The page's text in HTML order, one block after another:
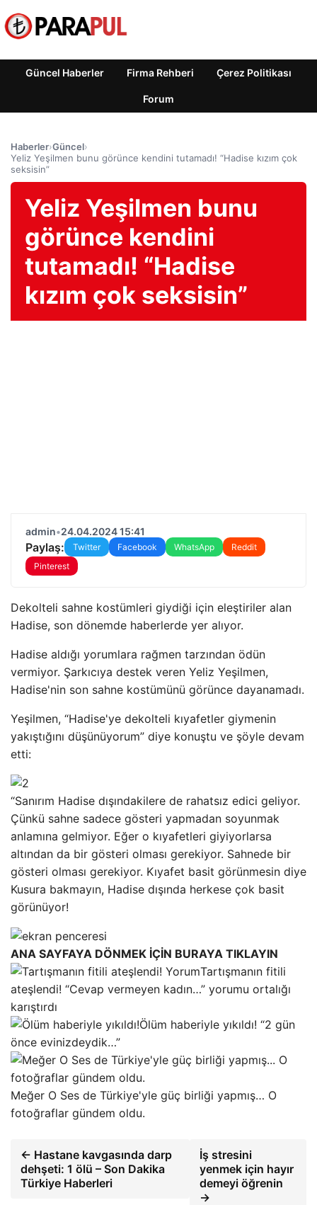
Güncel Haberler Firma Rehberi Çerez Politikası
Forum
Haberler›Güncel›
Yeliz Yeşilmen bunu görünce kendini tutamadı! “Hadise kızım çok
seksisin”
Yeliz Yeşilmen bunu
görünce kendini
tutamadı! “Hadise
kızım çok seksisin”
admin•24.04.2024 15:41
Paylaş: Twitter Facebook WhatsApp
Reddit
Pinterest
Dekolteli sahne kostümleri giydiği için eleştiriler alan
Hadise, son dönemde haberlerde yer alıyor.
Hadise aldığı yorumlara rağmen tarzından ödün
vermiyor. Şarkıcıya destek veren Yeliz Yeşilmen,
Hadise'nin son sahne kostümünü görünce dayanamadı.
Yeşilmen, “Hadise'ye dekolteli kıyafetler giymenin
yakıştığını düşünüyorum” diye konuştu ve şöyle devam
etti:
“Sanırım Hadise dışındakilere de rahatsız edici geliyor.
Çünkü sahne sadece gösteri yapmadan soyunmak
anlamına gelmiyor. Eğer o kıyafetleri giyiyorlarsa
altından da bir gösteri olması gerekiyor. Sahnede bir
gösteri olması gerekiyor. Kıyafet basit görünmesin diye
Kusura bakmayın, Hadise dışında herkese çok basit
görünüyor!
ANA SAYFAYA DÖNMEK İÇİN BURAYA TIKLAYIN
Tartışmanın fitili
ateşlendi! “Cevap vermeyen kadın…” yorumu ortalığı
karıştırdı
Ölüm haberiyle yıkıldı! “2 gün
önce evinizdeydik…”
Meğer O Ses de Türkiye'yle güç birliği yapmış… O
fotoğraflar gündem oldu.
← Hastane kavgasında darp
dehşeti: 1 ölü – Son Dakika
Türkiye Haberleri
İş stresini
yenmek için hayır
demeyi öğrenin
→